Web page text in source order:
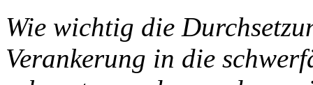
Wie wichtig die
Verankerung in die